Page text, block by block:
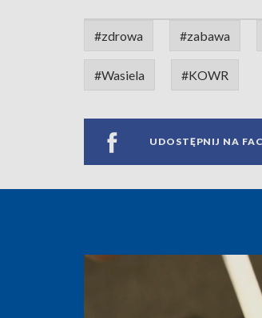
#zdrowa #zabawa
#Wasiela #KOWR
UDOSTĘPNIJ NA